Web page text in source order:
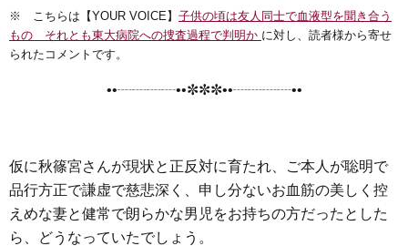
c
i
n
e
t
x
s
n
r
※ こちらは【YOUR VOICE】 子供の頃は友人同士で血液型を聞き合う
もの それとも東大病院への捜査過程で判明か に対し、読者様から寄せ
られたコメントです。
••┈┈┈┈••✼✼✼••┈┈┈┈••
仮に秋篠宮さんが現状と正反対に育たれ、ご本人が聡明で
品行方正で謙虚で慈悲深く、申し分ないお血筋の美しく控
えめな妻と健常で朗らかな男児をお持ちの方だったとした
ら、どうなっていたでしょう。